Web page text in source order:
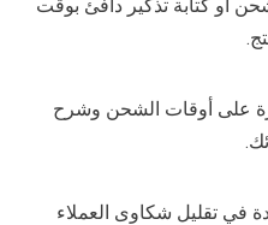
أو كتابة تذكير دافئ بوقت
على أوقات الشحن وشرح
في تقليل شكاوى العملاء